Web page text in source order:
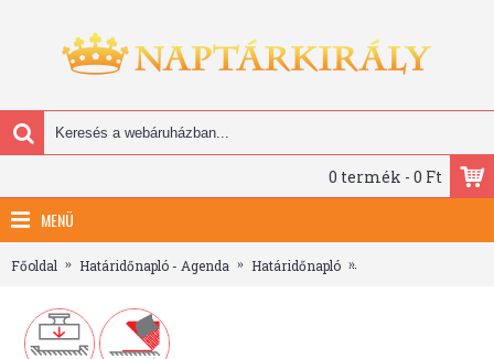
0 termék - 0 Ft
MENÜ
Főoldal Határidőnapló - Agenda Határidőnapló